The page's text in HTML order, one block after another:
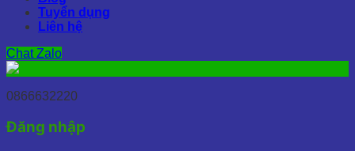
Tuyển dụng
Liên hệ
Chat Zalo
0866632220
Đăng nhập